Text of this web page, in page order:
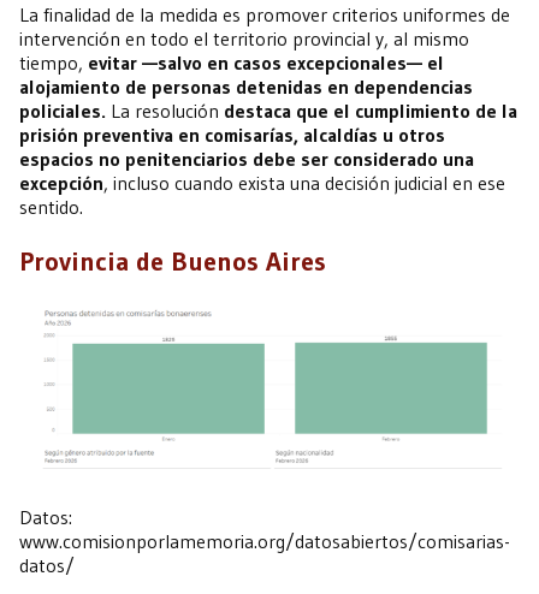
La finalidad de la medida es promover criterios uniformes de
intervención en todo el territorio provincial y, al mismo
tiempo, evitar —salvo en casos excepcionales— el
alojamiento de personas detenidas en dependencias
policiales. La resolución destaca que el cumplimiento de la
prisión preventiva en comisarías, alcaldías u otros
espacios no penitenciarios debe ser considerado una
excepción, incluso cuando exista una decisión judicial en ese
sentido.
Provincia de Buenos Aires
Datos:
www.comisionporlamemoria.org/datosabiertos/comisarias-
datos/